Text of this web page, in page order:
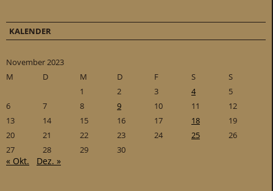
KALENDER
November 2023
M
D M D F S
S
1
2 3 4
5
6
7 8 9 10 11
12
13
14 15 16 17 18
19
20
21 22 23 24 25
26
27
28 29 30
« Okt. Dez. »